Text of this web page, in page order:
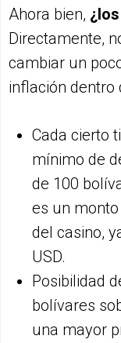
Ahora bien,
Directamente,
cambiar un
inflación dentro
Cada cierto
mínimo de
de 100
es un
del casino,
USD.
Posibilidad
bolívares
una mayor